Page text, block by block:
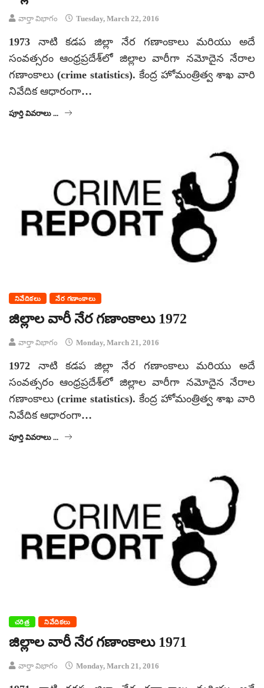
వార్తా విభాగం Tuesday, March 22, 2016
1973 నాటి కడప జిల్లా నేర గణాంకాలు మరియు అదే
సంవత్సరం ఆంధ్రప్రదేశ్‌లో జిల్లాల వారీగా నమోదైన నేరాల
గణాంకాలు (crime statistics). కేంద్ర హోమంత్రిత్వ శాఖ వారి
నివేదిక ఆధారంగా…
పూర్తి వివరాలు ...
నివేదికలు నేర గణాంకాలు
జిల్లాల వారీ నేర గణాంకాలు 1972
వార్తా విభాగం Monday, March 21, 2016
1972 నాటి కడప జిల్లా నేర గణాంకాలు మరియు అదే
సంవత్సరం ఆంధ్రప్రదేశ్‌లో జిల్లాల వారీగా నమోదైన నేరాల
గణాంకాలు (crime statistics). కేంద్ర హోమంత్రిత్వ శాఖ వారి
నివేదిక ఆధారంగా…
పూర్తి వివరాలు ...
చరిత్ర నివేదికలు
జిల్లాల వారీ నేర గణాంకాలు 1971
వార్తా విభాగం Monday, March 21, 2016